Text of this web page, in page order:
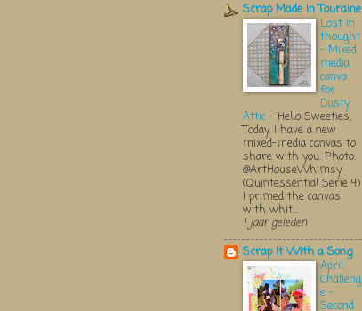
Scrap Made in Touraine
Lost in
thought
- Mixed
media
canva
for
Dusty
Attic - Hello Sweeties,
Today, I have a new
mixed-media canvas to
share with you. Photo:
@ArtHouseWhimsy
(Quintessential Serie 4)
I primed the canvas
with whit...
1 jaar geleden
Scrap It With a Song
April
Challeng
e -
Second